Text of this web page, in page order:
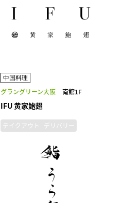
中国料理
グラングリーン大阪 南館1F
IFU 黄家鮑翅
テイクアウト デリバリー